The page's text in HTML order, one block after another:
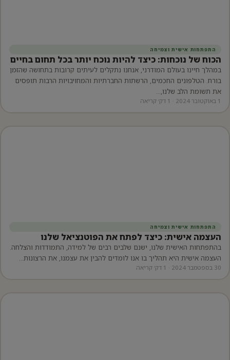
התפתחות אישית וצמיחה
הכוח של נוכחות: כיצד להיות נוכח יותר בכל תחום בחיים
במהלך חיינו בעולם המודרני, אנחנו נתקלים לעיתים קרובות בתחושה שהזמן
בורח. הטלפונים החכמים, הרשתות החברתיות והמחויבויות הרבות תופסים
את תשומת הלב שלנו,…
1 באוקטובר 2024 · 1 דק׳ קריאה
התפתחות אישית וצמיחה
העצמה אישית: כיצד לפתח את הפוטנציאל שלנו
בהתפתחות האישית שלנו, ישנם שלבים רבים של למידה, התמודדות והצלחה.
העצמה אישית היא תהליך בו אנו לומדים להבין את עצמנו, את הרצונות…
30 בספטמבר 2024 · 1 דק׳ קריאה